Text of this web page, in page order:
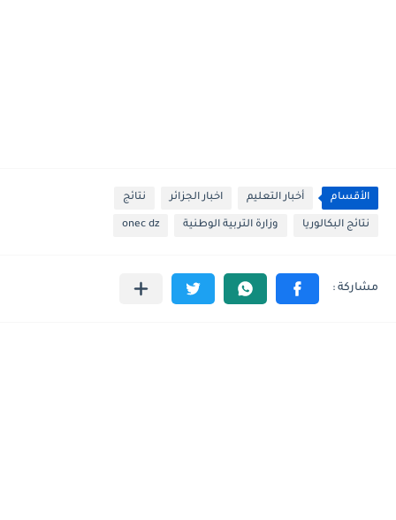
الأقسام أخبار التعليم اخبار الجزائر نتائج
نتائج البكالوريا وزارة التربية الوطنية onec dz